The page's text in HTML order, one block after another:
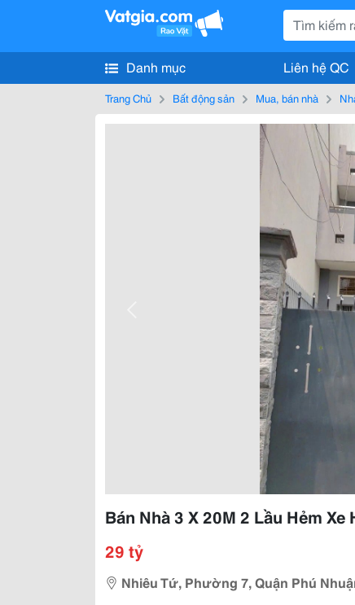
Danh mục Liên hệ QC
Trang Chủ Bất động sản Mua, bán nhà
Bán Nhà 3 X 20M 2 Lầu Hẻm
29 tỷ
Nhiêu Tứ, Phường 7, Quận Phú